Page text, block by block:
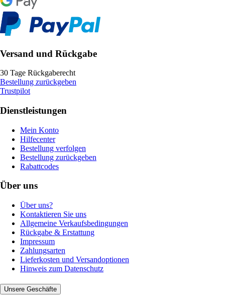
Versand und Rückgabe
30 Tage Rückgaberecht
Bestellung zurückgeben
Trustpilot
Dienstleistungen
Mein Konto
Hilfecenter
Bestellung verfolgen
Bestellung zurückgeben
Rabattcodes
Über uns
Über uns?
Kontaktieren Sie uns
Allgemeine Verkaufsbedingungen
Rückgabe & Erstattung
Impressum
Zahlungsarten
Lieferkosten und Versandoptionen
Hinweis zum Datenschutz
Unsere Geschäfte